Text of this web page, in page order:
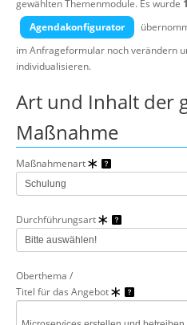
Über uns
Suche
gewählten Themenmodule. Es wurde
Agendakonfigurator
im Anfrageformular noch verändern
individualisieren.
Art und Inhalt der
Maßnahme
Maßnahmenart
Durchführungsart
Oberthema /
Titel für das Angebot